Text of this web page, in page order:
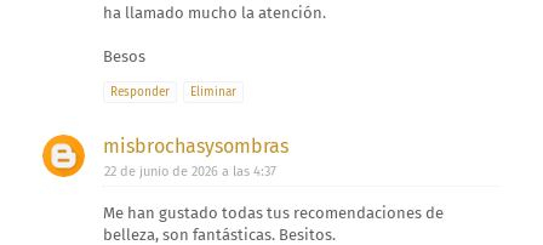
ha llamado mucho la atención.
Besos
Responder Eliminar
misbrochasysombras
22 de junio de 2026 a las 4:37
Me han gustado todas tus recomendaciones de
belleza, son fantásticas. Besitos.